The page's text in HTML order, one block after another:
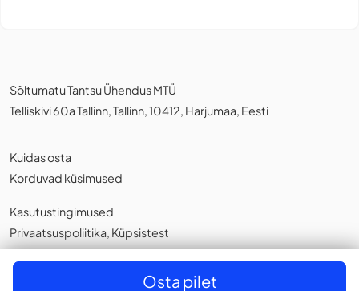
Osta pilet
Sõltumatu Tantsu Ühendus MTÜ
Telliskivi 60a Tallinn, Tallinn, 10412, Harjumaa, Eesti
Kuidas osta
Korduvad küsimused
Kasutustingimused
Privaatsuspoliitika, Küpsistest